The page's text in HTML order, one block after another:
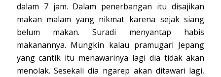
dalam 7 jam. Dalam penerbangan itu disajikan
makan malam yang nikmat karena sejak siang
belum makan. Suradi menyantap habis
makanannya. Mungkin kalau pramugari Jepang
yang cantik itu menawarinya lagi dia tidak akan
menolak. Sesekali dia ngarep akan ditawari lagi,